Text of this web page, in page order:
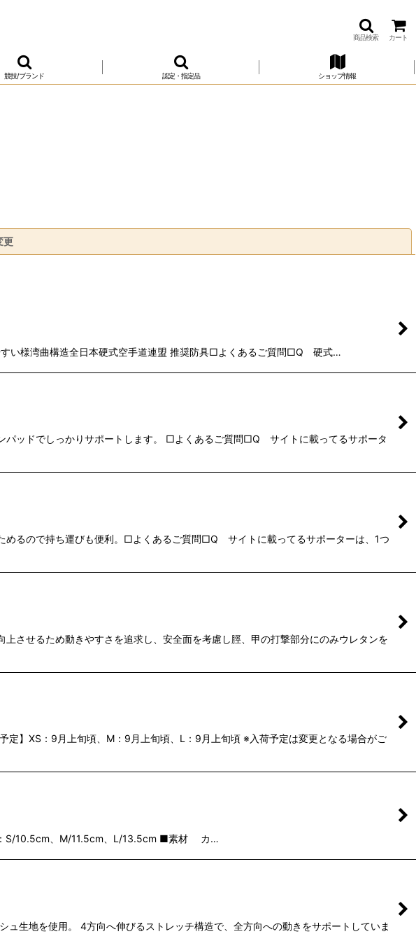
商品検索 カート
競技/ブランド 認定・指定品 ショップ情報
更
い様湾曲構造全日本硬式空手道連盟 推奨防具□よくあるご質問□Q 硬式…
パッドでしっかりサポートします。 □よくあるご質問□Q サイトに載ってるサポータ
めるので持ち運びも便利。□よくあるご質問□Q サイトに載ってるサポーターは、1つ
させるため動きやすさを追求し、安全面を考慮し脛、甲の打撃部分にのみウレタンを
定】XS：9月上旬頃、M：9月上旬頃、L：9月上旬頃 ※入荷予定は変更となる場合がご
S/10.5cm、M/11.5cm、L/13.5cm ■素材 カ…
生地を使用。 4方向へ伸びるストレッチ構造で、全方向への動きをサポートしていま